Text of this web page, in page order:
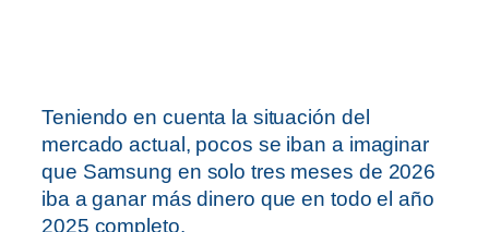
Teniendo en cuenta la situación del
mercado actual, pocos se iban a imaginar
que Samsung en solo tres meses de 2026
iba a ganar más dinero que en todo el año
2025 completo.